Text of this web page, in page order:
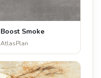
Boost Smoke
AtlasPlan